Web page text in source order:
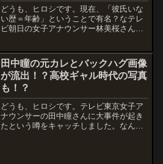
どうも、ヒロシです。現在、「彼氏いな
い歴＝年齢」ということで有名？なテレ
ビ朝日の女子アナウンサー林美桜さんが
ら、恋愛に関する深刻な悩みを相談する
らしいのですが、そもそもなぜ彼氏がで
き...
田中瞳の元カレとバックハグ画像
が流出！？高校ギャル時代の写真
も！？
どうも、ヒロシです。テレビ東京女子ア
ナウンサーの田中瞳さんに大事件が起き
たという噂をキャッチしました。なんで